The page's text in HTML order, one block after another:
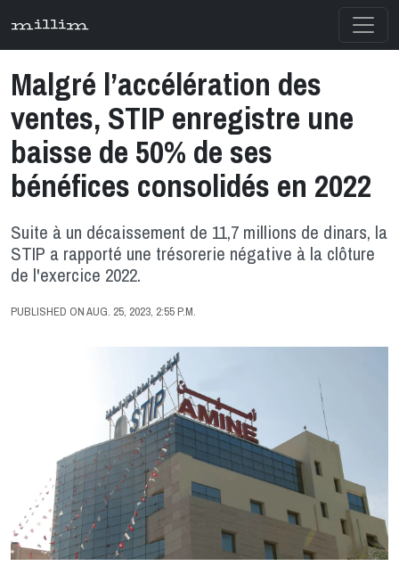
millim
Malgré l’accélération des
ventes, STIP enregistre une
baisse de 50% de ses
bénéfices consolidés en 2022
Suite à un décaissement de 11,7 millions de dinars, la
STIP a rapporté une trésorerie négative à la clôture
de l'exercice 2022.
PUBLISHED ON AUG. 25, 2023, 2:55 P.M.